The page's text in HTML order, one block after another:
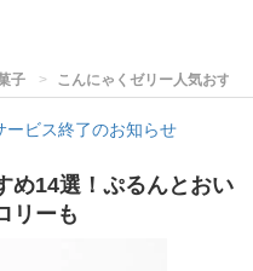
子 こんにゃくゼリー人気おす
ービス終了のお知らせ
め14選！ぷるんとおい
リーも